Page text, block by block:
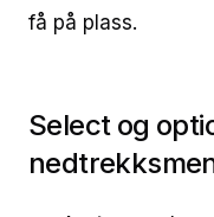
få på plass.
Select og